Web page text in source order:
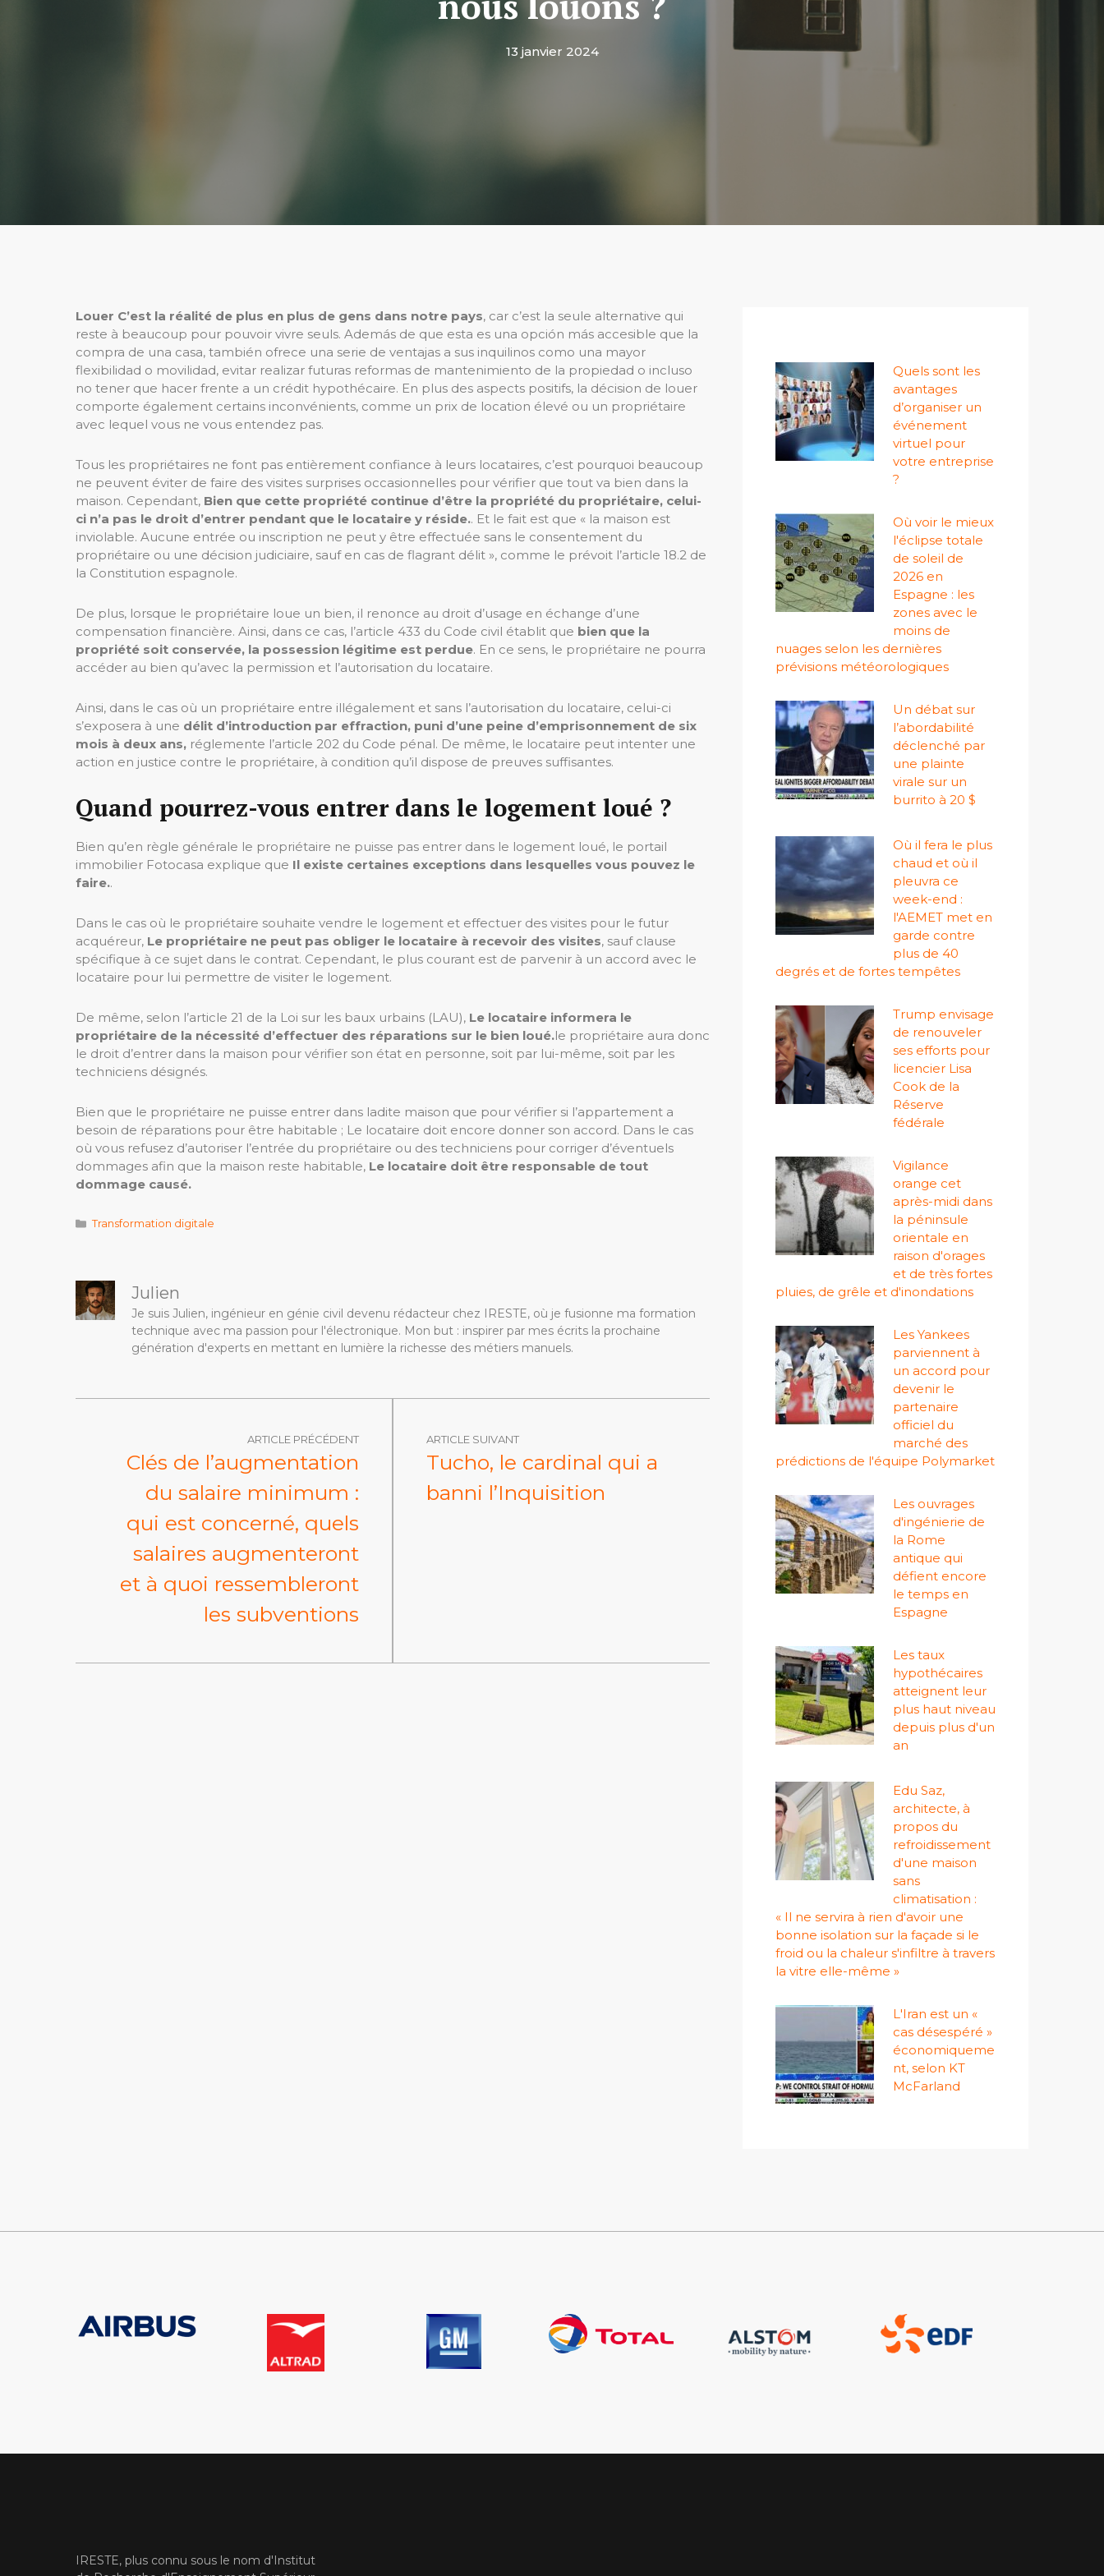
13 janvier 2024
Louer C’est la réalité de plus en plus de gens dans notre pays, car c’est la seule alternative qui
reste à beaucoup pour pouvoir vivre seuls. Además de que esta es una opción más accesible que la
compra de una casa, también ofrece una serie de ventajas a sus inquilinos como una mayor
flexibilidad o movilidad, evitar realizar futuras reformas de mantenimiento de la propiedad o incluso
no tener que hacer frente a un crédit hypothécaire. En plus des aspects positifs, la décision de louer
comporte également certains inconvénients, comme un prix de location élevé ou un propriétaire
avec lequel vous ne vous entendez pas.
Tous les propriétaires ne font pas entièrement confiance à leurs locataires, c’est pourquoi beaucoup
ne peuvent éviter de faire des visites surprises occasionnelles pour vérifier que tout va bien dans la
maison. Cependant, Bien que cette propriété continue d’être la propriété du propriétaire, celui-
ci n’a pas le droit d’entrer pendant que le locataire y réside.. Et le fait est que « la maison est
inviolable. Aucune entrée ou inscription ne peut y être effectuée sans le consentement du
propriétaire ou une décision judiciaire, sauf en cas de flagrant délit », comme le prévoit l’article 18.2 de
la Constitution espagnole.
De plus, lorsque le propriétaire loue un bien, il renonce au droit d’usage en échange d’une
compensation financière. Ainsi, dans ce cas, l’article 433 du Code civil établit que bien que la
propriété soit conservée, la possession légitime est perdue. En ce sens, le propriétaire ne pourra
accéder au bien qu’avec la permission et l’autorisation du locataire.
Ainsi, dans le cas où un propriétaire entre illégalement et sans l’autorisation du locataire, celui-ci
s’exposera à une délit d’introduction par effraction, puni d’une peine d’emprisonnement de six
mois à deux ans, réglemente l’article 202 du Code pénal. De même, le locataire peut intenter une
action en justice contre le propriétaire, à condition qu’il dispose de preuves suffisantes.
Quand pourrez-vous entrer dans le logement loué ?
Bien qu’en règle générale le propriétaire ne puisse pas entrer dans le logement loué, le portail
immobilier Fotocasa explique que Il existe certaines exceptions dans lesquelles vous pouvez le
faire..
Dans le cas où le propriétaire souhaite vendre le logement et effectuer des visites pour le futur
acquéreur, Le propriétaire ne peut pas obliger le locataire à recevoir des visites, sauf clause
spécifique à ce sujet dans le contrat. Cependant, le plus courant est de parvenir à un accord avec le
locataire pour lui permettre de visiter le logement.
De même, selon l’article 21 de la Loi sur les baux urbains (LAU), Le locataire informera le
propriétaire de la nécessité d’effectuer des réparations sur le bien loué.le propriétaire aura donc
le droit d’entrer dans la maison pour vérifier son état en personne, soit par lui-même, soit par les
techniciens désignés.
Bien que le propriétaire ne puisse entrer dans ladite maison que pour vérifier si l’appartement a
besoin de réparations pour être habitable ; Le locataire doit encore donner son accord. Dans le cas
où vous refusez d’autoriser l’entrée du propriétaire ou des techniciens pour corriger d’éventuels
dommages afin que la maison reste habitable, Le locataire doit être responsable de tout
dommage causé.
Catégories
Transformation digitale
Julien
Je suis Julien, ingénieur en génie civil devenu rédacteur chez IRESTE, où je fusionne ma formation
technique avec ma passion pour l'électronique. Mon but : inspirer par mes écrits la prochaine
génération d'experts en mettant en lumière la richesse des métiers manuels.
ARTICLE PRÉCÉDENT
Clés de l’augmentation
du salaire minimum :
qui est concerné, quels
salaires augmenteront
et à quoi ressembleront
les subventions
ARTICLE SUIVANT
Tucho, le cardinal qui a
banni l’Inquisition
Quels sont les
avantages
d’organiser un
événement
virtuel pour
votre entreprise
?
Où voir le mieux
l'éclipse totale
de soleil de
2026 en
Espagne : les
zones avec le
moins de
nuages ​​selon les dernières
prévisions météorologiques
Un débat sur
l’abordabilité
déclenché par
une plainte
virale sur un
burrito à 20 $
Où il fera le plus
chaud et où il
pleuvra ce
week-end :
l'AEMET met en
garde contre
plus de 40
degrés et de fortes tempêtes
Trump envisage
de renouveler
ses efforts pour
licencier Lisa
Cook de la
Réserve
fédérale
Vigilance
orange cet
après-midi dans
la péninsule
orientale en
raison d'orages
et de très fortes
pluies, de grêle et d'inondations
Les Yankees
parviennent à
un accord pour
devenir le
partenaire
officiel du
marché des
prédictions de l'équipe Polymarket
Les ouvrages
d'ingénierie de
la Rome
antique qui
défient encore
le temps en
Espagne
Les taux
hypothécaires
atteignent leur
plus haut niveau
depuis plus d'un
an
Edu Saz,
architecte, à
propos du
refroidissement
d'une maison
sans
climatisation :
« Il ne servira à rien d'avoir une
bonne isolation sur la façade si le
froid ou la chaleur s'infiltre à travers
la vitre elle-même »
L'Iran est un «
cas désespéré »
économiqueme
nt, selon KT
McFarland
IRESTE, plus connu sous le nom d'Institut